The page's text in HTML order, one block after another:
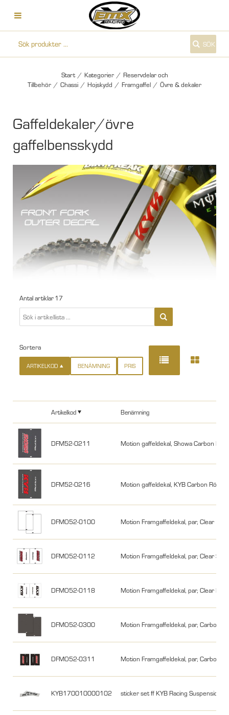
SÖK
Start / Kategorier / Reservdelar och
Tillbehör / Chassi / Hojskydd / Framgaffel / Övre & dekaler
Gaffeldekaler/övre
gaffelbensskydd
Antal artiklar 17
Sortera
ARTIKELKOD BENÄMNING PRIS
Artikelkod Benämning
DFM52-0211 Motion gaffeldekal, Showa Carbon
DFM52-0216 Motion gaffeldekal, KYB Carbon Röd/
DFMO52-0100 Motion Framgaffeldekal, par, Clear
DFMO52-0112 Motion Framgaffeldekal, par, Clear
DFMO52-0118 Motion Framgaffeldekal, par, Clear
DFMO52-0300 Motion Framgaffeldekal, par, Carbon2
DFMO52-0311 Motion Framgaffeldekal, par, Carbon2
KYB170010000102 sticker set ff KYB Racing Suspension